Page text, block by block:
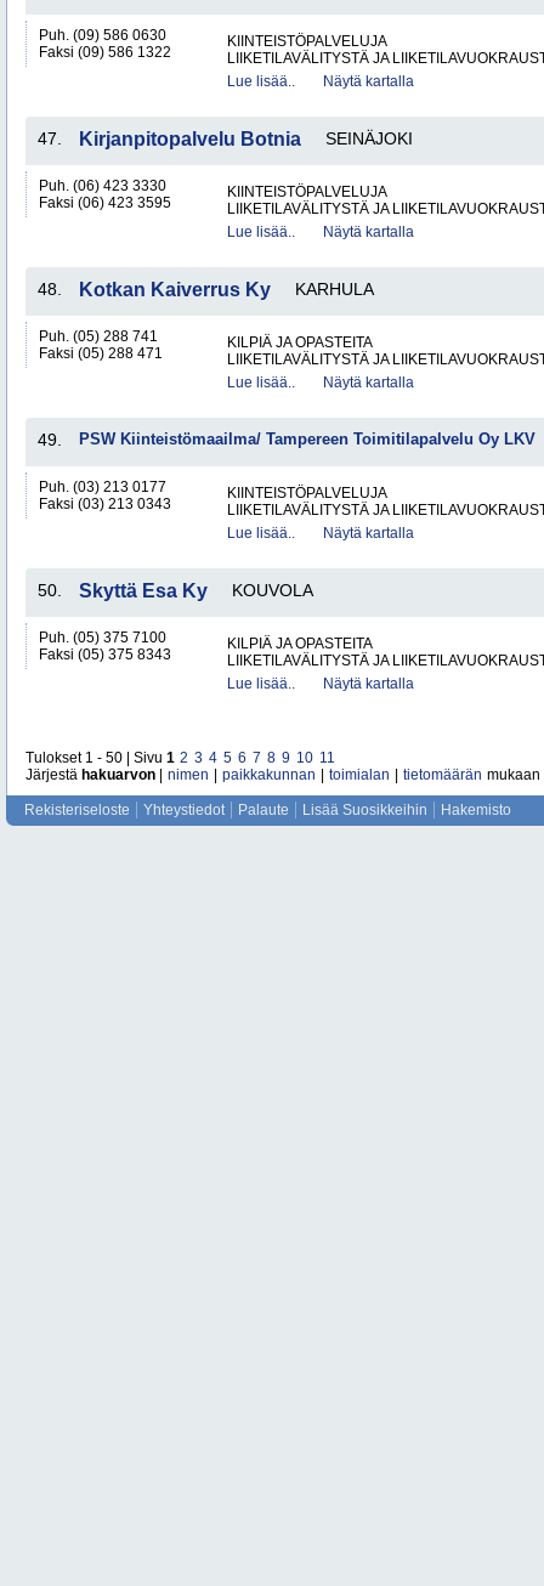
Puh. (09) 586 0630
Faksi (09) 586 1322
KIINTEISTÖPALVELUJA
LIIKETILAVÄLITYSTÄ JA
Lue lisää..
Näytä kartalla
47. Kirjanpitopalvelu Botnia SEINÄJOKI
Puh. (06) 423 3330
Faksi (06) 423 3595
KIINTEISTÖPALVELUJA
LIIKETILAVÄLITYSTÄ JA
Lue lisää..
Näytä kartalla
48. Kotkan Kaiverrus Ky KARHULA
Puh. (05) 288 741
Faksi (05) 288 471
KILPIÄ JA OPASTEITA
LIIKETILAVÄLITYSTÄ JA
Lue lisää..
Näytä kartalla
49. PSW Kiinteistömaailma/ Tampereen Toimitilapalvelu Oy LKV
Puh. (03) 213 0177
Faksi (03) 213 0343
KIINTEISTÖPALVELUJA
LIIKETILAVÄLITYSTÄ JA
Lue lisää..
Näytä kartalla
50. Skyttä Esa Ky KOUVOLA
Puh. (05) 375 7100
Faksi (05) 375 8343
KILPIÄ JA OPASTEITA
LIIKETILAVÄLITYSTÄ JA
Lue lisää..
Näytä kartalla
Tulokset 1 - 50 | Sivu 1 2 3 4 5 6 7 8 9 10 11
Järjestä hakuarvon nimen paikkakunnan toimialan tietomäärän mukaan
Rekisteriseloste Yhteystiedot Palaute Lisää Suosikkeihin Hakemisto